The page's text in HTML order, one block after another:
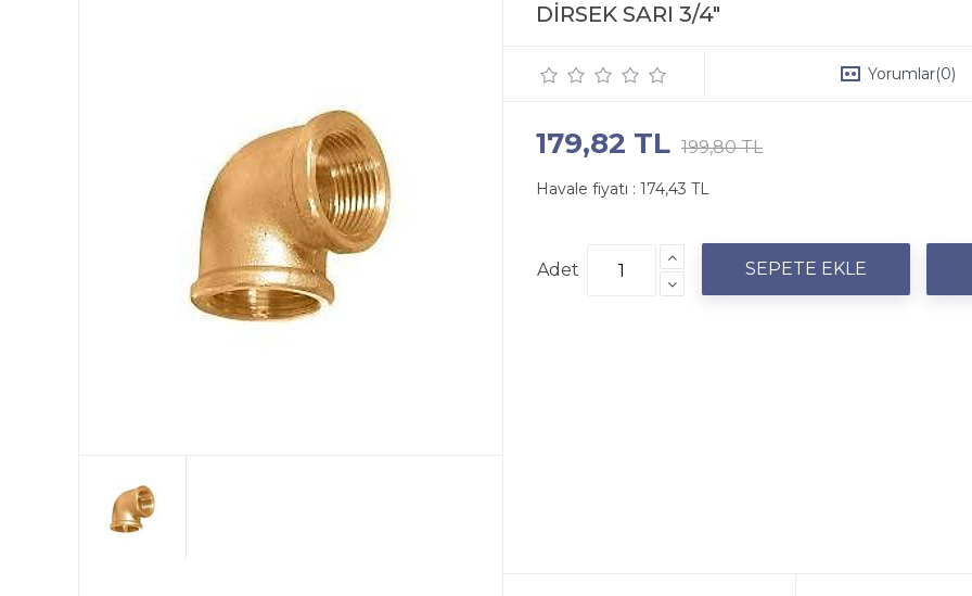
DİRSEK SARI 3/4"
Yorumlar(0)
179,82 TL 199,80 TL
Havale fiyatı : 174,43 TL
Adet